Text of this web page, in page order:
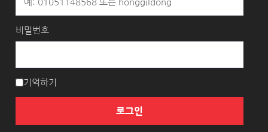
비밀번호
기억하기
로그인